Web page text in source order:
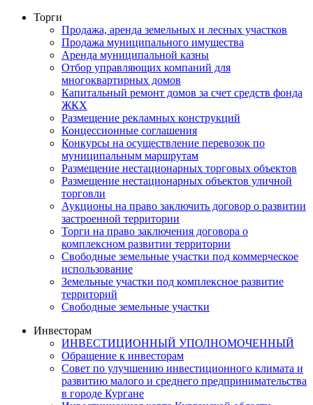
Торги
Продажа, аренда земельных и лесных участков
Продажа муниципального имущества
Аренда муниципальной казны
Отбор управляющих компаний для
многоквартирных домов
Капитальный ремонт домов за счет средств фонда
ЖКХ
Размещение рекламных конструкций
Концессионные соглашения
Конкурсы на осуществление перевозок по
муниципальным маршрутам
Размещение нестационарных торговых объектов
Размещение нестационарных объектов уличной
торговли
Аукционы на право заключить договор о развитии
застроенной территории
Торги на право заключения договора о
комплексном развитии территории
Свободные земельные участки под коммерческое
использование
Земельные участки под комплексное развитие
территорий
Свободные земельные участки
Инвесторам
ИНВЕСТИЦИОННЫЙ УПОЛНОМОЧЕННЫЙ
Обращение к инвесторам
Совет по улучшению инвестиционного климата и
развитию малого и среднего предпринимательства
в городе Кургане